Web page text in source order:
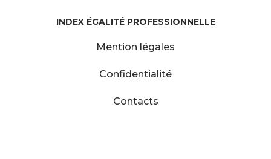
INDEX ÉGALITÉ PROFESSIONNELLE
Mention légales
Confidentialité
Contacts